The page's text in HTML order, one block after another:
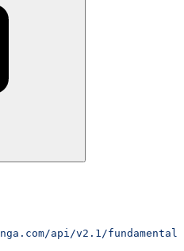
api/v2.1/